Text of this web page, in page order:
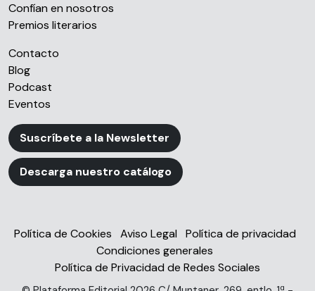
Confían en nosotros
Premios literarios
Contacto
Blog
Podcast
Eventos
Suscríbete a la Newsletter
Descarga nuestro catálogo
Política de Cookies Aviso Legal
Política de privacidad
Condiciones generales
Política de Privacidad de Redes Sociales